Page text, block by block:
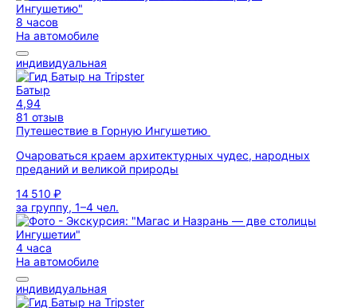
8 часов
На автомобиле
индивидуальная
Батыр
4,94
81 отзыв
Путешествие в Горную Ингушетию
Очароваться краем архитектурных чудес, народных
преданий и великой природы
14 510 ₽
за группу, 1–4 чел.
4 часа
На автомобиле
индивидуальная